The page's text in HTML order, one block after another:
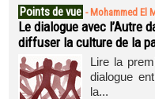
Points de vue - Mohammed El
Le dialogue avec l’Autre
diffuser la culture de la
Lire la
dialogue
la...